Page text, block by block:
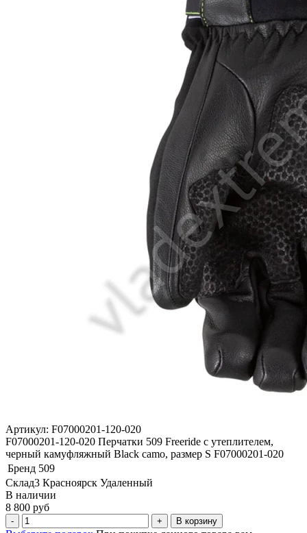
Артикул: F07000201-120-020
F07000201-120-020 Перчатки 509 Freeride с утеплителем,
черный камуфляжный Black camo, размер S F07000201-020
Бренд 509
Склад3 Красноярск Удаленный
В наличии
8 800 руб
В корзину